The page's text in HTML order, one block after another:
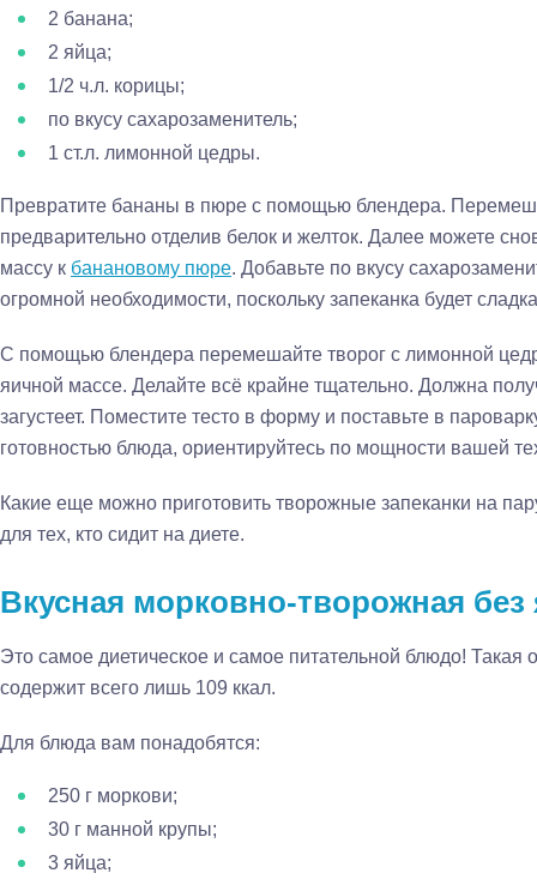
2 банана;
2 яйца;
1/2 ч.л. корицы;
по вкусу сахарозаменитель;
1 ст.л. лимонной цедры.
Превратите бананы в пюре с помощью блендера.
предварительно отделив белок и желток. Далее можете
массу к банановому пюре. Добавьте по вкусу
огромной необходимости, поскольку запеканка будет
С помощью блендера перемешайте творог с лимонной
яичной массе. Делайте всё крайне тщательно. Должна
загустеет. Поместите тесто в форму и поставьте в
готовностью блюда, ориентируйтесь по мощности вашей
Какие еще можно приготовить творожные запеканки на
для тех, кто сидит на диете.
Вкусная морковно-творожная без
Это самое диетическое и самое питательной блюдо! Такая
содержит всего лишь 109 ккал.
Для блюда вам понадобятся:
250 г моркови;
30 г манной крупы;
3 яйца;